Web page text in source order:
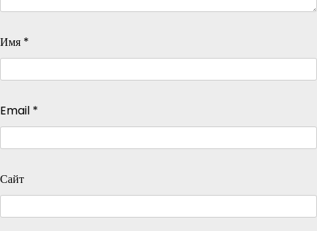
Имя *
Email *
Сайт